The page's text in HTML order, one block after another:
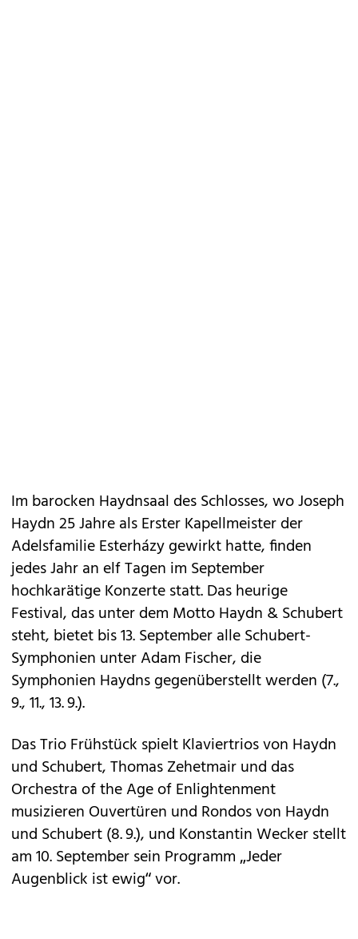
Im barocken Haydnsaal des Schlosses, wo Joseph
Haydn 25 Jahre als Erster Kapellmeister der
Adelsfamilie Esterházy gewirkt hatte, finden
jedes Jahr an elf Tagen im September
hochkarätige Konzerte statt. Das heurige
Festival, das unter dem Motto Haydn & Schubert
steht, bietet bis 13. September alle Schubert-
Symphonien unter Adam Fischer, die
Symphonien Haydns gegenüberstellt werden (7.,
9., 11., 13. 9.).
Das Trio Frühstück spielt Klaviertrios von Haydn
und Schubert, Thomas Zehetmair und das
Orchestra of the Age of Enlightenment
musizieren Ouvertüren und Rondos von Haydn
und Schubert (8. 9.), und Konstantin Wecker stellt
am 10. September sein Programm „Jeder
Augenblick ist ewig“ vor.